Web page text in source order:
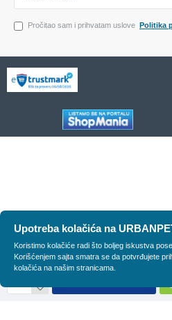
Pročitao sam i prihvatam uslove Politika
Upotreba kolačića na
Koristimo kolačiće radi što boljeg iskustva
Korišćenjem sajta smatra se da potvrđujete
kolačića na našim stranicama.